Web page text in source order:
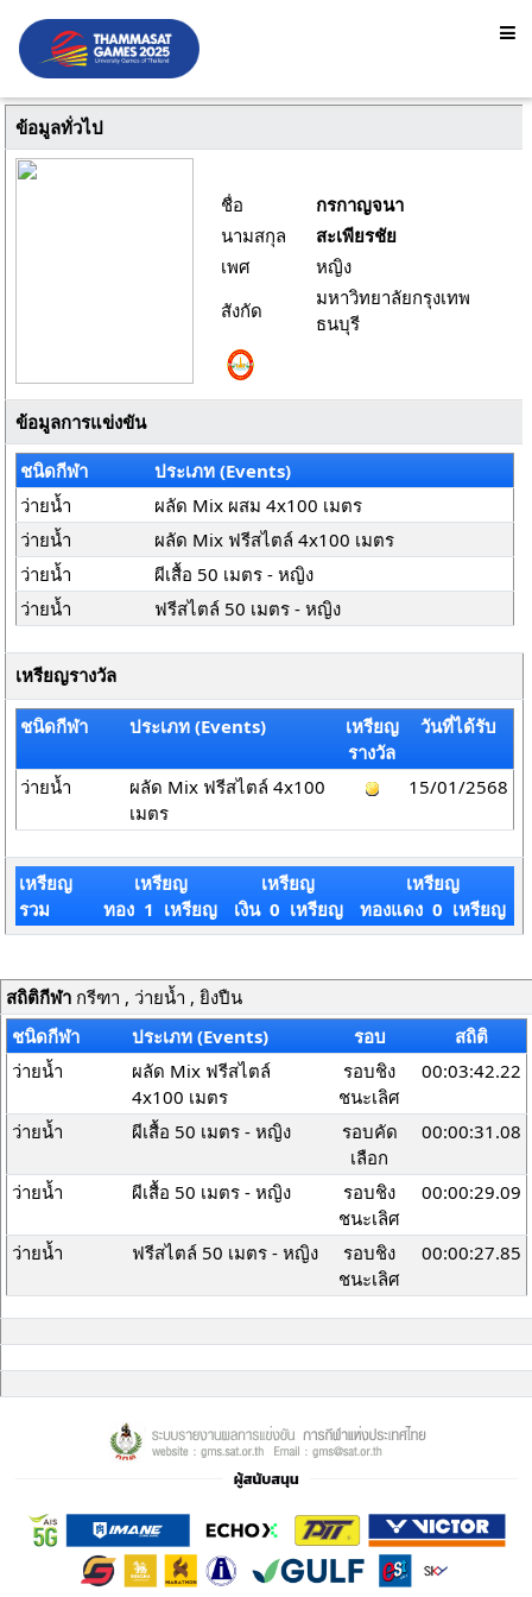
ข้อมูลทั่วไป
ชื่อ
กรกาญจนา
นามสกุล
สะเพียรชัย
เพศ
หญิง
สังกัด
มหาวิทยาลัยกรุงเทพ
ธนบุรี
ข้อมูลการแข่งขัน
ชนิดกีฬา
ประเภท (Events)
ว่ายน้ำ
ผลัด Mix ผสม 4x100 เมตร
ว่ายน้ำ
ผลัด Mix ฟรีสไตล์ 4x100 เมตร
ว่ายน้ำ
ผีเสื้อ 50 เมตร - หญิง
ว่ายน้ำ
ฟรีสไตล์ 50 เมตร - หญิง
เหรียญรางวัล
ชนิดกีฬา ประเภท (Events)
เหรียญ
รางวัล
วันที่ได้รับ
ว่ายน้ำ
ผลัด Mix ฟรีสไตล์ 4x100
เมตร
15/01/2568
เหรียญ
รวม
เหรียญ
ทอง 1 เหรียญ
เหรียญ
เงิน 0 เหรียญ
เหรียญ
ทองแดง 0 เหรียญ
สถิติกีฬากรีฑา , ว่ายน้ำ , ยิงปืน
ชนิดกีฬา
ประเภท (Events) รอบ
สถิติ
ว่ายน้ำ
ผลัด Mix ฟรีสไตล์
4x100 เมตร
รอบชิง
ชนะเลิศ
00:03:42.22
ว่ายน้ำ ผีเสื้อ 50 เมตร - หญิง
รอบคัด
เลือก
00:00:31.08
ว่ายน้ำ ผีเสื้อ 50 เมตร - หญิง
รอบชิง
ชนะเลิศ
00:00:29.09
ว่ายน้ำ ฟรีสไตล์ 50 เมตร - หญิง
รอบชิง
ชนะเลิศ
00:00:27.85